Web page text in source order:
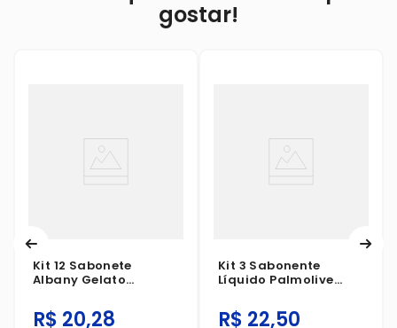
gostar!
Kit 12 Sabonete
Albany Gelato
R$ 20,28
Kit 3 Sabonente
Líquido Palmolive
Refrescante Melancia
E Lichia 250ml
R$ 22,50